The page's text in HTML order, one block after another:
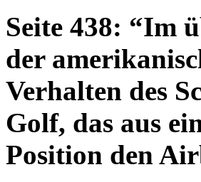
Seite 438: “Im
der
Verhalten des
Golf, das aus
Position den